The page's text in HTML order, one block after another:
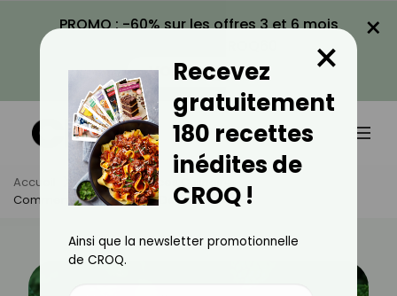
PROMO : -60% sur les offres 3 et 6 mois
VOIR LA PROMO
×
Accueil Actus
Astuces Culinaires
Comment Bien Congeler De La Menthe ?
Recevez
gratuitement
180 recettes
inédites de
CROQ !
×
Ainsi que la newsletter promotionnelle
de CROQ.